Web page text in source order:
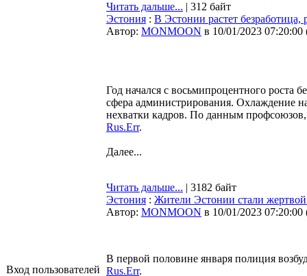
Вход пользователей
Читать дальше... | 312 байт
Эстония : В Эстонии растет безработица,
Автор: MONMOON в 10/01/2023 07:20:00
Год начался с восьмипроцентного
сфера администрирования. Охлаждение
нехватки кадров. По данным профсоюзов,
Rus.Err.
Далее...
Читать дальше... | 3182 байт
Эстония : Жители Эстонии стали
Автор: MONMOON в 10/01/2023 07:20:00
В первой половине января полиция
Rus.Err.